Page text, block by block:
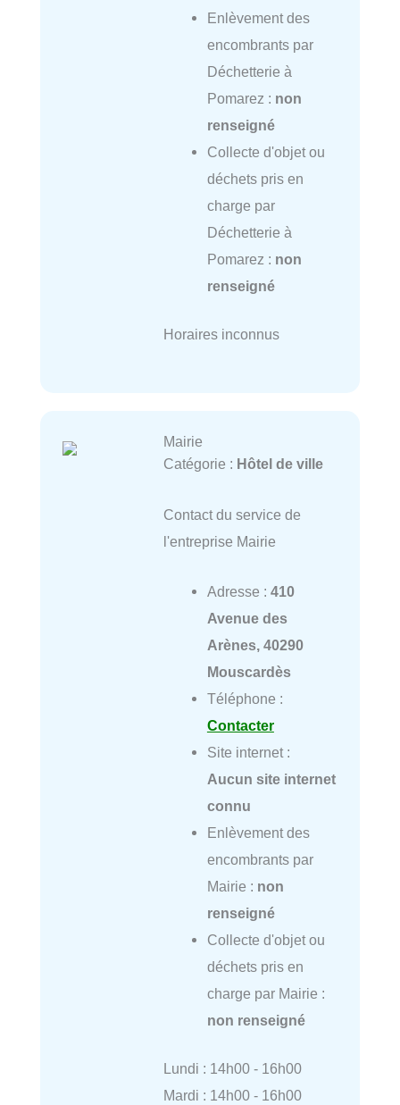
Enlèvement des
encombrants par
Déchetterie à
Pomarez : non
renseigné
Collecte d'objet ou
déchets pris en
charge par
Déchetterie à
Pomarez : non
renseigné
Horaires inconnus
Mairie
Catégorie : Hôtel de ville
Contact du service de
l'entreprise Mairie
Adresse : 410
Avenue des
Arènes, 40290
Mouscardès
Téléphone :
Contacter
Site internet :
Aucun site internet
connu
Enlèvement des
encombrants par
Mairie : non
renseigné
Collecte d'objet ou
déchets pris en
charge par Mairie :
non renseigné
Lundi : 14h00 - 16h00
Mardi : 14h00 - 16h00